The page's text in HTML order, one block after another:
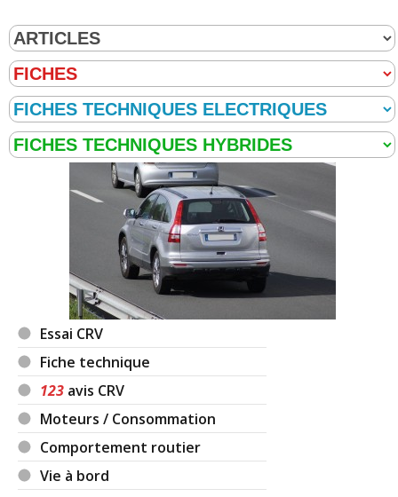
Essai CRV
Fiche technique
123 avis CRV
Moteurs / Consommation
Comportement routier
Vie à bord